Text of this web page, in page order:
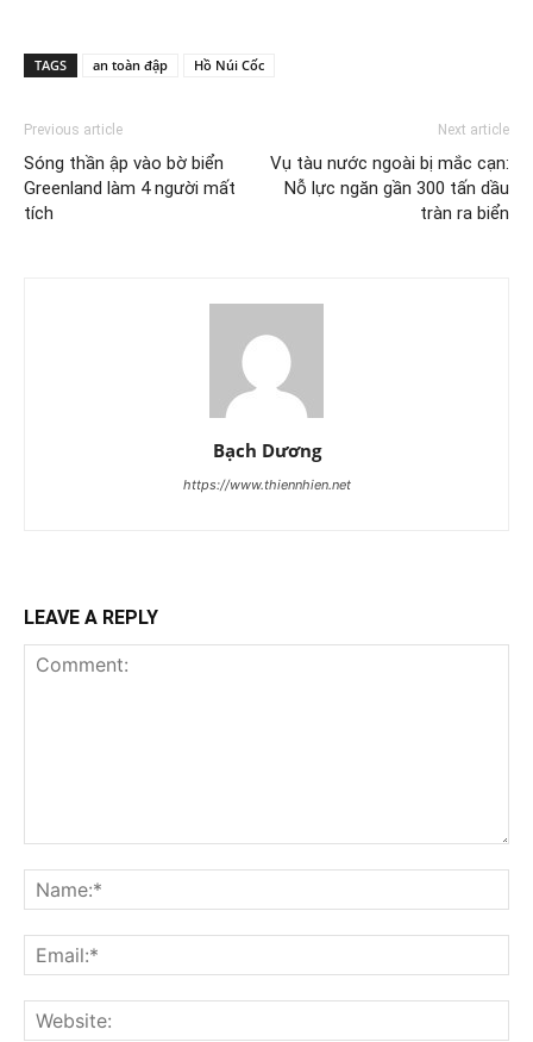
TAGS an toàn đập Hồ Núi Cốc
Previous article
Sóng thần ập vào bờ biển
Greenland làm 4 người mất
tích
Next article
Vụ tàu nước ngoài bị mắc cạn:
Nỗ lực ngăn gần 300 tấn dầu
tràn ra biển
Bạch Dương
https://www.thiennhien.net
LEAVE A REPLY